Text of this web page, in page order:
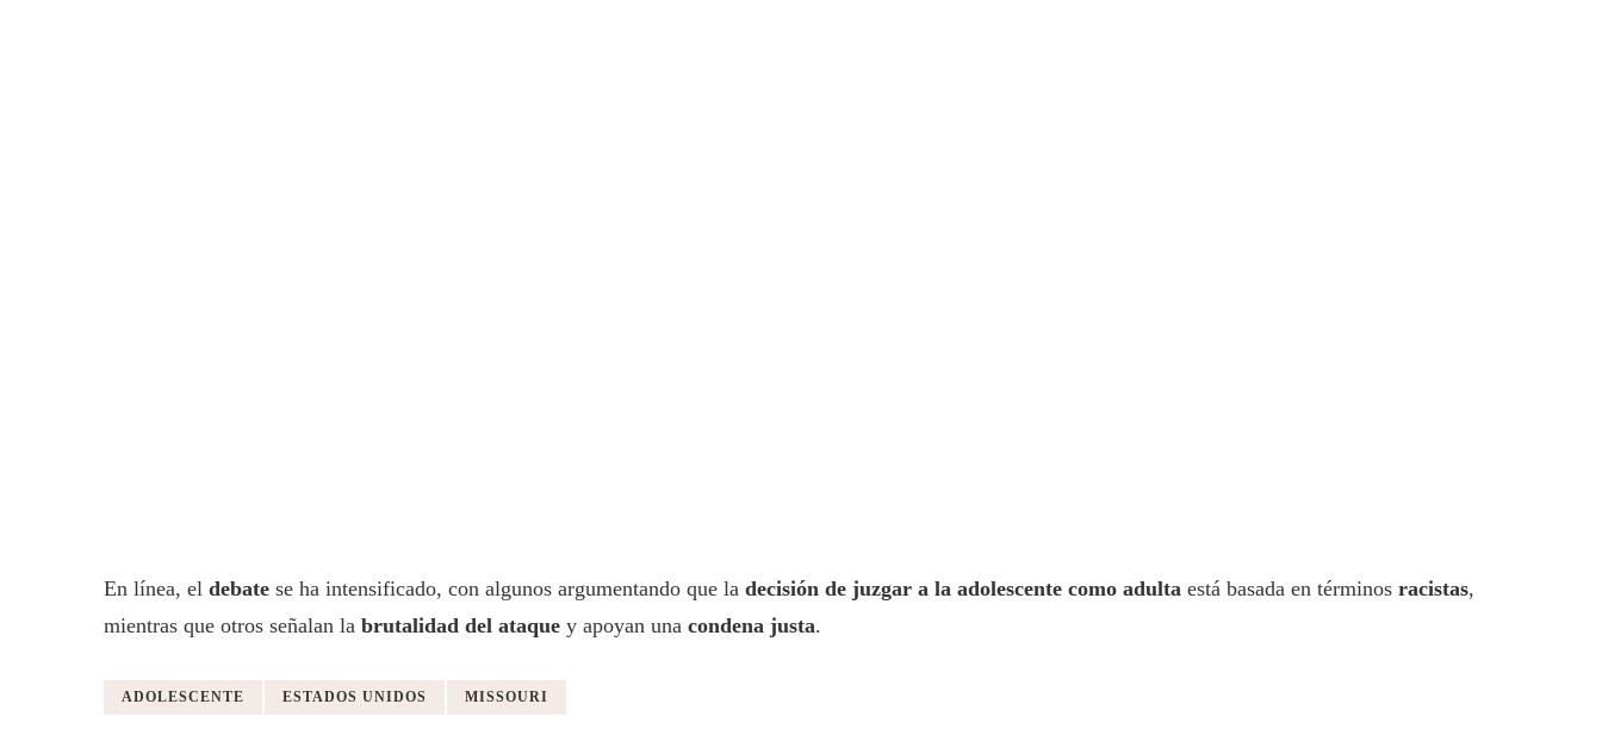
En línea, el debate se ha intensificado, con algunos argumentando que la decisión de juzgar a la adolescente como adulta está basada en términos racistas,
mientras que otros señalan la brutalidad del ataque y apoyan una condena justa.
ADOLESCENTE ESTADOS UNIDOS MISSOURI